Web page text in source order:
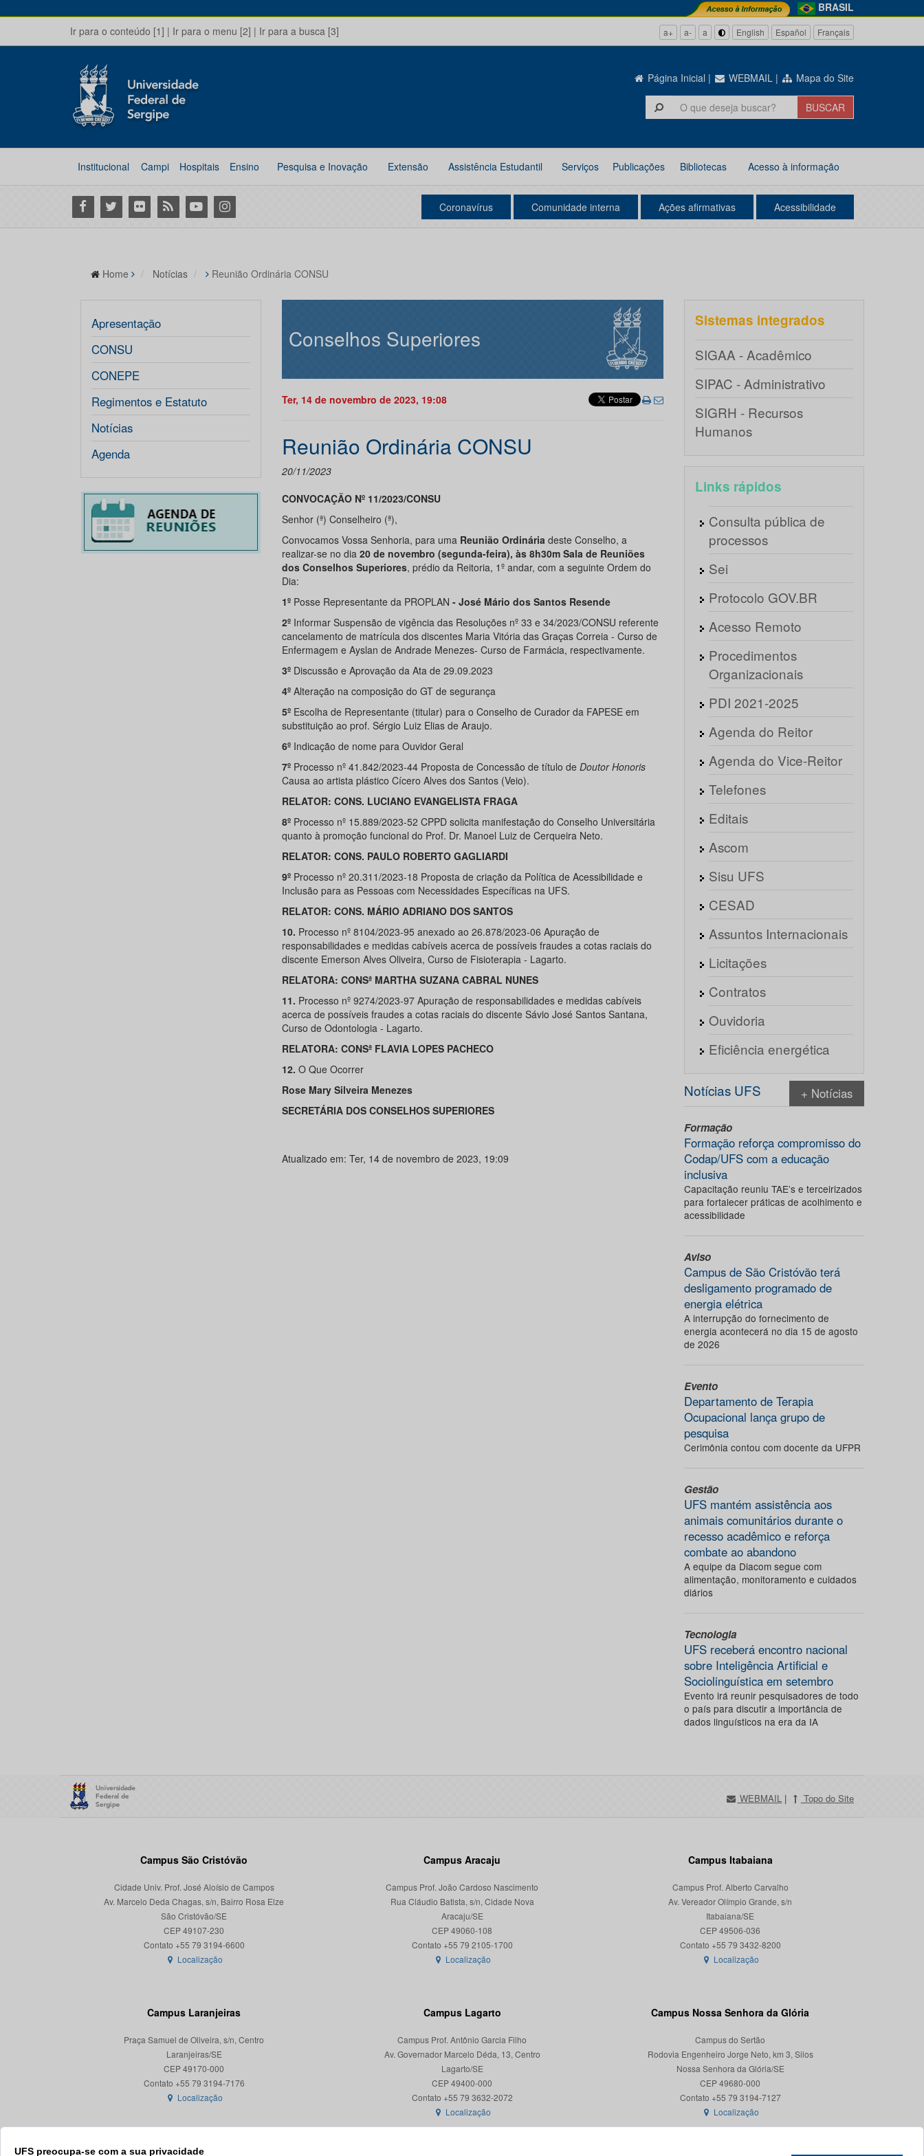
BRASIL
Ir para o conteúdo [1] | Ir para o menu [2] | Ir para a busca [3] a+ a- a English Español Français
Página Inicial | WEBMAIL | Mapa do Site
Institucional Campi Hospitais Ensino Pesquisa e Inovação Extensão Assistência Estudantil Serviços Publicações Bibliotecas Acesso à informação
Facebook
Twitter Flickr RSS YoutubeInstagram Coronavírus Comunidade interna Ações afirmativas Acessibilidade
UFS preocupa-se com a sua privacidade
Home Notícias Reunião Ordinária CONSU
Apresentação
CONSU
CONEPE
Regimentos e Estatuto
Notícias
Agenda
Conselhos Superiores
Ter, 14 de novembro de 2023, 19:08
Reunião Ordinária CONSU
20/11/2023
CONVOCAÇÃO Nº 11/2023/CONSU
Senhor (ª) Conselheiro (ª),
Convocamos Vossa Senhoria, para uma Reunião Ordinária deste Conselho, a
realizar-se no dia 20 de novembro (segunda-feira), às 8h30m Sala de Reuniões
dos Conselhos Superiores, prédio da Reitoria, 1º andar, com a seguinte Ordem do
Dia:
1º Posse Representante da PROPLAN - José Mário dos Santos Resende
2ºInformar Suspensão de vigência das Resoluções nº 33 e 34/2023/CONSU referente
cancelamento de matrícula dos discentes Maria Vitória das Graças Correia - Curso de
Enfermagem e Ayslan de Andrade Menezes- Curso de Farmácia, respectivamente.
3º Discussão e Aprovação da Ata de 29.09.2023
4º Alteração na composição do GT de segurança
5º Escolha de Representante (titular) para o Conselho de Curador da FAPESE em
substituição ao prof. Sérgio Luiz Elias de Araujo.
6ºIndicação de nome para Ouvidor Geral
7º Processo nº 41.842/2023-44 Proposta de Concessão de título de Doutor Honoris
Causa ao artista plástico Cícero Alves dos Santos (Veio).
RELATOR: CONS. LUCIANO EVANGELISTA FRAGA
8º Processo nº 15.889/2023-52 CPPD solicita manifestação do Conselho Universitária
quanto à promoção funcional do Prof. Dr. Manoel Luiz de Cerqueira Neto.
RELATOR: CONS. PAULO ROBERTO GAGLIARDI
9º Processo nº 20.311/2023-18 Proposta de criação da Política de Acessibilidade e
Inclusão para as Pessoas com Necessidades Específicas na UFS.
RELATOR: CONS. MÁRIO ADRIANO DOS SANTOS
10. Processo nº 8104/2023-95 anexado ao 26.878/2023-06 Apuração de
responsabilidades e medidas cabíveis acerca de possíveis fraudes a cotas raciais do
discente Emerson Alves Oliveira, Curso de Fisioterapia - Lagarto.
RELATORA: CONSª MARTHA SUZANA CABRAL NUNES
11. Processo nº 9274/2023-97 Apuração de responsabilidades e medidas cabíveis
acerca de possíveis fraudes a cotas raciais do discente Sávio José Santos Santana,
Curso de Odontologia - Lagarto.
RELATORA: CONSª FLAVIA LOPES PACHECO
12. O Que Ocorrer
Rose Mary Silveira Menezes
SECRETÁRIA DOS CONSELHOS SUPERIORES
Atualizado em: Ter, 14 de novembro de 2023, 19:09
Sistemas integrados
SIGAA - Acadêmico
SIPAC - Administrativo
SIGRH - Recursos
Humanos
Links rápidos
Consulta pública de
processos
Sei
Protocolo GOV.BR
Acesso Remoto
Procedimentos
Organizacionais
PDI 2021-2025
Agenda do Reitor
Agenda do Vice-Reitor
Telefones
Editais
Ascom
Sisu UFS
CESAD
Assuntos Internacionais
Licitações
Contratos
Ouvidoria
Eficiência energética
Notícias UFS + Notícias
Formação
Formação reforça compromisso do
Codap/UFS com a educação
inclusiva
Capacitação reuniu TAE’s e terceirizados
para fortalecer práticas de acolhimento e
acessibilidade
Aviso
Campus de São Cristóvão terá
desligamento programado de
energia elétrica
A interrupção do fornecimento de
energia acontecerá no dia 15 de agosto
de 2026
Evento
Departamento de Terapia
Ocupacional lança grupo de
pesquisa
Cerimônia contou com docente da UFPR
Gestão
UFS mantém assistência aos
animais comunitários durante o
recesso acadêmico e reforça
combate ao abandono
A equipe da Diacom segue com
alimentação, monitoramento e cuidados
diários
Tecnologia
UFS receberá encontro nacional
sobre Inteligência Artificial e
Sociolinguística em setembro
Evento irá reunir pesquisadores de todo
o país para discutir a importância de
dados linguísticos na era da IA
WEBMAIL | Topo do Site
Campus São Cristóvão
Cidade Univ. Prof. José Aloísio de Campos
Av. Marcelo Deda Chagas, s/n, Bairro Rosa Elze
São Cristóvão/SE
CEP 49107-230
Localização
Campus Aracaju
Campus Prof. João Cardoso Nascimento
Rua Cláudio Batista, s/n, Cidade Nova
Aracaju/SE
CEP 49060-108
Localização
Campus Itabaiana
Campus Prof. Alberto Carvalho
Av. Vereador Olímpio Grande, s/n
Itabaiana/SE
CEP 49506-036
Localização
Campus Laranjeiras
Praça Samuel de Oliveira, s/n, Centro
Laranjeiras/SE
CEP 49170-000
Localização
Campus Lagarto
Campus Prof. Antônio Garcia Filho
Av. Governador Marcelo Déda, 13, Centro
Lagarto/SE
CEP 49400-000
Localização
Campus Nossa Senhora da Glória
Campus do Sertão
Rodovia Engenheiro Jorge Neto, km 3, Silos
Nossa Senhora da Glória/SE
CEP 49680-000
Contato +55 79 3194-7127
Localização